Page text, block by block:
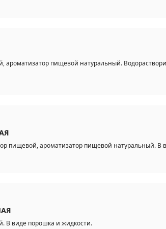
ароматизатор пищевой натуральный.
пищевой, ароматизатор пищевой натуральный. В
В виде порошка и жидкости.